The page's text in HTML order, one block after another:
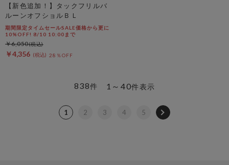
【新色追加！】タックフリルバ
ルーンオフショルＢＬ
期間限定タイムセールSALE価格から更に
10%OFF! 8/10 10:00まで
￥4,356 28％OFF
￥6,050
1～40件表示
838件
1 2 3 4 5